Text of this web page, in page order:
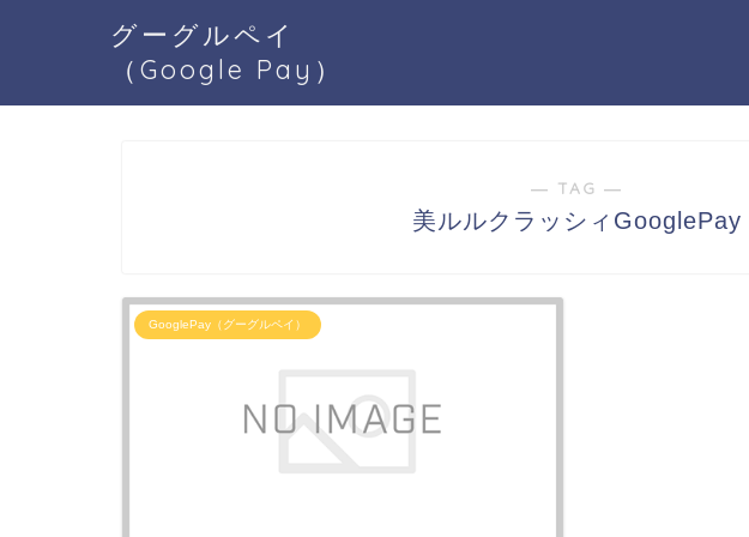
グーグルペイ
（Google Pay）
― TAG ―
美ルルクラッシィGooglePay
GooglePay（グーグルペイ）